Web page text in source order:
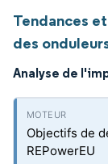
Tendances
des
Analyse de
Objectifs de
REPowerEU